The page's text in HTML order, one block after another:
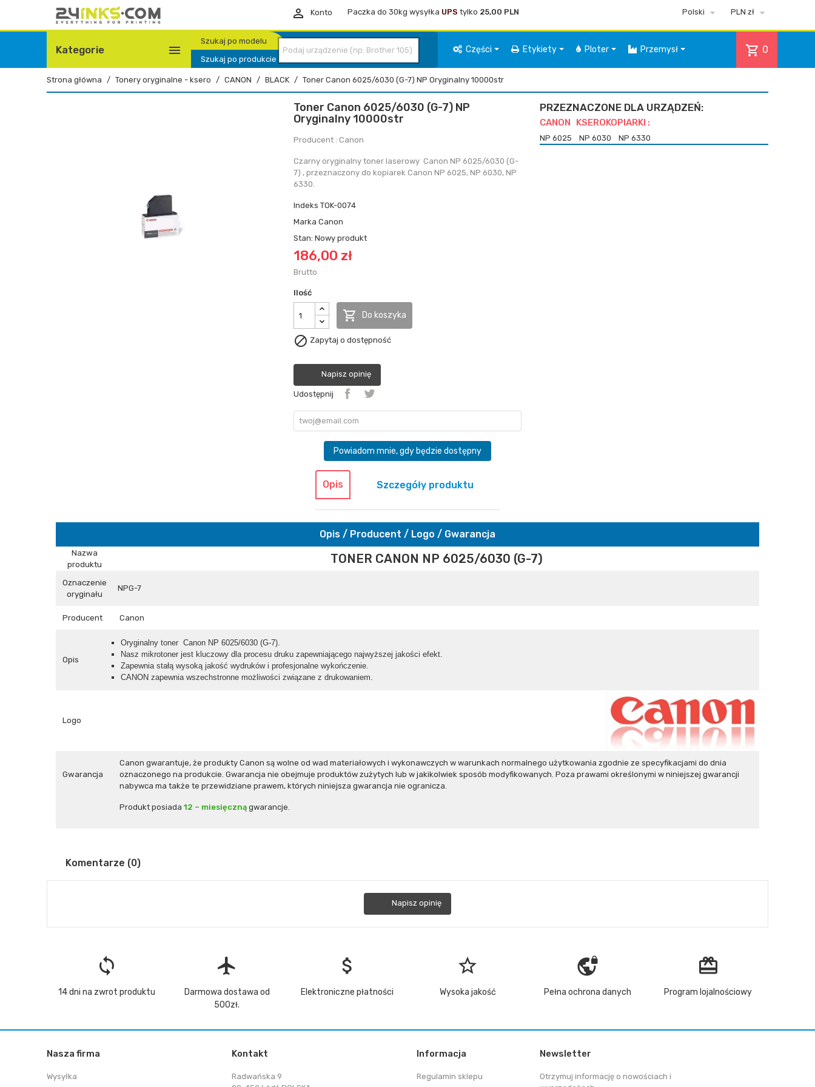
 Konto Paczka do 30kg wysyłka UPS tylko 25,00 PLN Polski  PLN zł 
Kategorie 
Szukaj po modelu
Szukaj po produkcie
shopping_cart 0
Części Etykiety Ploter Przemysł
Strona główna Tonery oryginalne - ksero CANON BLACK Toner Canon 6025/6030 (G-7) NP Oryginalny 10000str
Toner Canon 6025/6030 (G-7) NP
Oryginalny 10000str
Producent : Canon
Czarny oryginalny toner laserowy Canon NP 6025/6030 (G-
7) , przeznaczony do kopiarek Canon NP 6025, NP 6030, NP
6330.
Indeks TOK-0074
Marka Canon
Stan: Nowy produkt
186,00 zł
Brutto
Ilość
 Do koszyka
 Zapytaj o dostępność
Napisz opinię
Udostępnij
Powiadom mnie, gdy będzie dostępny
PRZEZNACZONE DLA URZĄDZEŃ:
CANON KSEROKOPIARKI :
NP 6025 NP 6030 NP 6330
Opis Szczegóły produktu
Opis / Producent / Logo / Gwarancja
Nazwa
produktu
TONER CANON NP 6025/6030 (G-7)
Oznaczenie
oryginału
NPG-7
Producent Canon
Opis
Oryginalny toner Canon NP 6025/6030 (G-7).
Nasz mikrotoner jest kluczowy dla procesu druku zapewniającego najwyższej jakości efekt.
Zapewnia stałą wysoką jakość wydruków i profesjonalne wykończenie.
CANON zapewnia wszechstronne możliwości związane z drukowaniem.
Logo
Gwarancja
Canon gwarantuje, że produkty Canon są wolne od wad materiałowych i wykonawczych w warunkach normalnego użytkowania zgodnie ze specyfikacjami do dnia
oznaczonego na produkcie. Gwarancja nie obejmuje produktów zużytych lub w jakikolwiek sposób modyfikowanych. Poza prawami określonymi w niniejszej gwarancji
nabywca ma także te przewidziane prawem, których niniejsza gwarancja nie ogranicza.
Produkt posiada 12 – miesięczną gwarancje.
Komentarze (0)
Napisz opinię
loop
14 dni na zwrot produktu
flight
Darmowa dostawa od
500zł.
attach_money
Elektroniczne płatności
star_border
Wysoka jakość
vpn_lock
Pełna ochrona danych
redeem
Program lojalnościowy
Nasza firma
Wysyłka
Kontakt
Radwańska 9
Informacja
Regulamin sklepu
Newsletter
Otrzymuj informację o nowościach i